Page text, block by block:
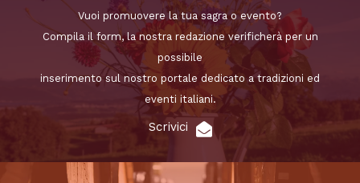
Vuoi promuovere la tua sagra o evento?
Compila il form, la nostra redazione verificherà per un
possibile
inserimento sul nostro portale dedicato a tradizioni ed
eventi italiani.
Scrivici